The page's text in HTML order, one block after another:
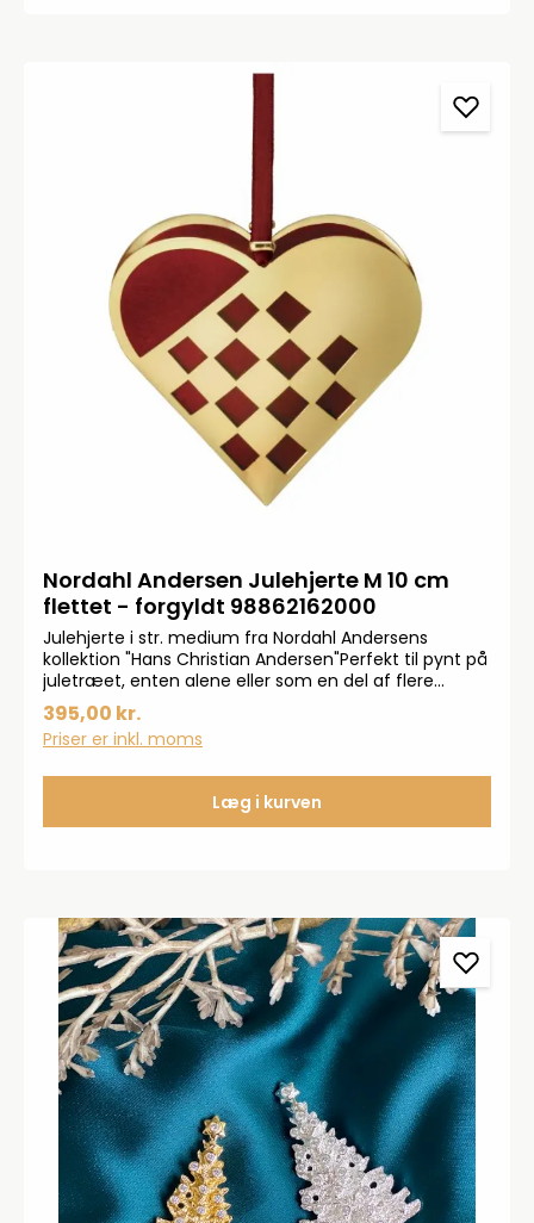
Nordahl Andersen Julehjerte M 10 cm
flettet - forgyldt 98862162000
Julehjerte i str. medium fra Nordahl Andersens
kollektion "Hans Christian Andersen"Perfekt til pynt på
juletræet, enten alene eller som en del af flere
hjerter i forskellige størrelser.Gravering er muligt.
395,00 kr.
Priser er inkl. moms
Læg i kurven